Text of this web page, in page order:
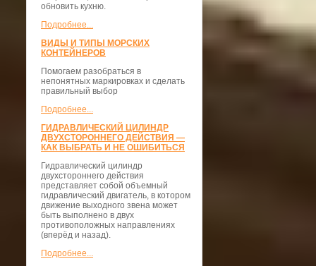
обновить кухню.
Подробнее...
ВИДЫ И ТИПЫ МОРСКИХ
КОНТЕЙНЕРОВ
Помогаем разобраться в
непонятных маркировках и сделать
правильный выбор
Подробнее...
ГИДРАВЛИЧЕСКИЙ ЦИЛИНДР
ДВУХСТОРОННЕГО ДЕЙСТВИЯ —
КАК ВЫБРАТЬ И НЕ ОШИБИТЬСЯ
Гидравлический цилиндр
двухстороннего действия
представляет собой объемный
гидравлический двигатель, в котором
движение выходного звена может
быть выполнено в двух
противоположных направлениях
(вперёд и назад).
Подробнее...